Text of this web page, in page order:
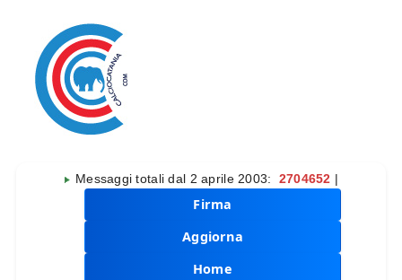
Messaggi totali dal 2 aprile 2003: 2704652 |
Firma
Aggiorna
Home